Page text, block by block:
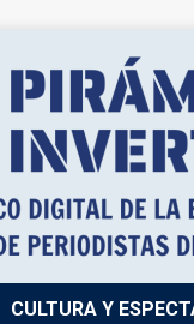
CULTURA Y